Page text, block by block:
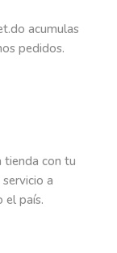
acumulas
pedidos.
tienda con tu
a
el país.